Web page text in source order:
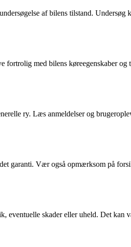
af bilens tilstand. Undersøg
med bilens køreegenskaber
ry. Læs anmeldelser og
garanti. Vær også opmærksom på
skader eller uheld. Det